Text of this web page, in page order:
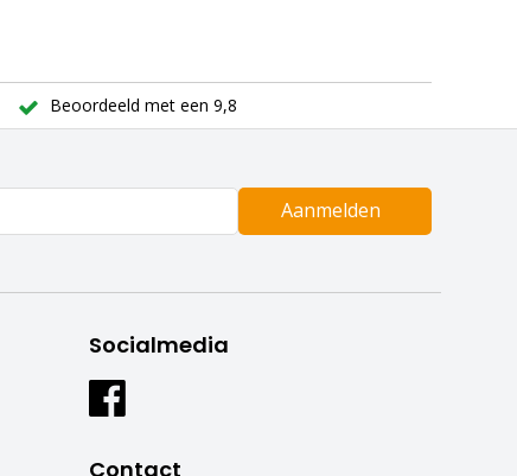
Beoordeeld met een 9,8
Aanmelden
Socialmedia
Contact